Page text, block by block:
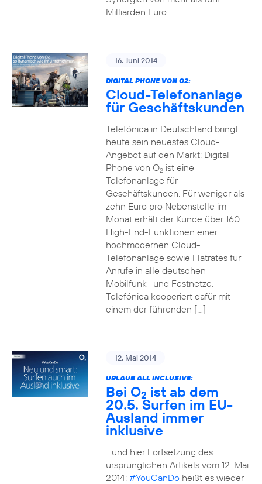
Milliarden Euro
16. Juni 2014
DIGITAL PHONE VON O2:
Cloud-Telefonanlage
für Geschäftskunden
Telefónica in Deutschland bringt
heute sein neuestes Cloud-
Angebot auf den Markt: Digital
Phone von O2ist eine
Telefonanlage für
Geschäftskunden. Für weniger als
zehn Euro pro Nebenstelle im
Monat erhält der Kunde über 160
High-End-Funktionen einer
hochmodernen Cloud-
Telefonanlage sowie Flatrates für
Anrufe in alle deutschen
Mobilfunk- und Festnetze.
Telefónica kooperiert dafür mit
einem der führenden […]
12. Mai 2014
URLAUB ALL INCLUSIVE:
Bei O2 ist ab dem
20.5. Surfen im EU-
Ausland immer
inklusive
…und hier Fortsetzung des
ursprünglichen Artikels vom 12. Mai
2014: #YouCanDoheißt es wieder